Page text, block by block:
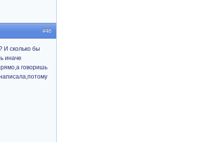
#48
И сколько бы
иначе
говоришь